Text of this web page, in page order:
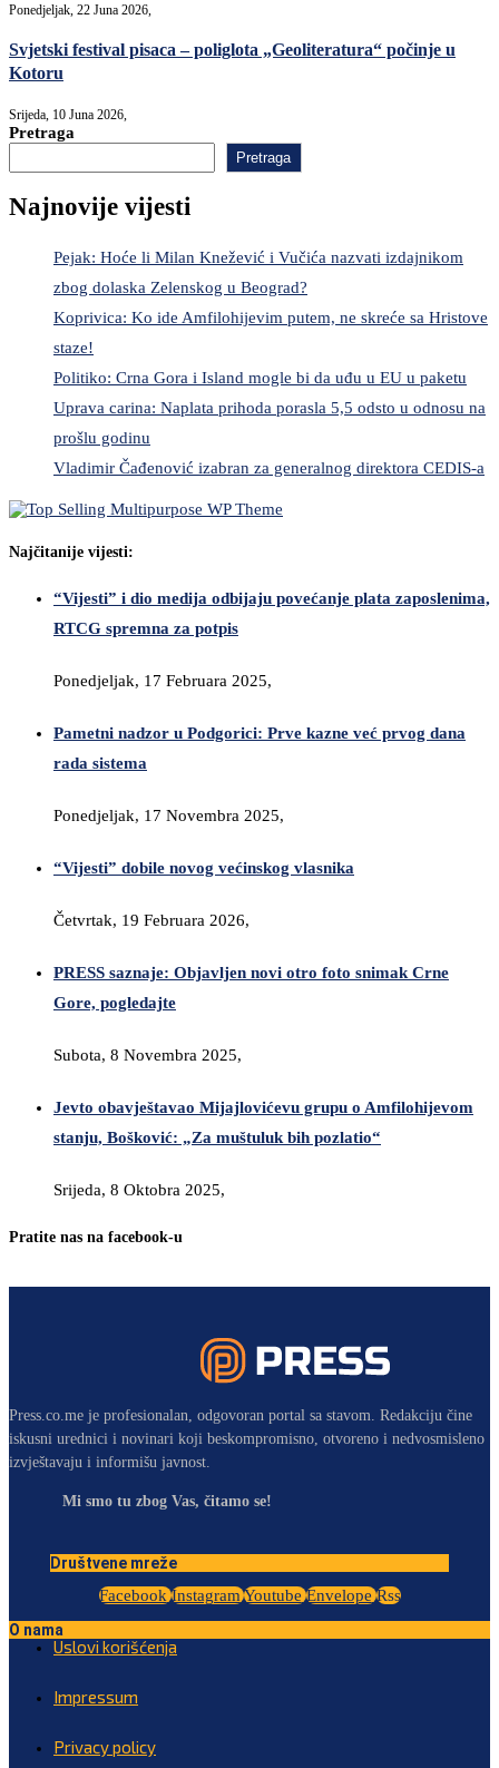
Ponedjeljak, 22 Juna 2026,
Svjetski festival pisaca – poliglota „Geoliteratura“ počinje u
Kotoru
Srijeda, 10 Juna 2026,
Pretraga
Pretraga
Najnovije vijesti
Pejak: Hoće li Milan Knežević i Vučića nazvati izdajnikom
zbog dolaska Zelenskog u Beograd?
Koprivica: Ko ide Amfilohijevim putem, ne skreće sa Hristove
staze!
Politiko: Crna Gora i Island mogle bi da uđu u EU u paketu
Uprava carina: Naplata prihoda porasla 5,5 odsto u odnosu na
prošlu godinu
Vladimir Čađenović izabran za generalnog direktora CEDIS-a
Najčitanije vijesti:
“Vijesti” i dio medija odbijaju povećanje plata zaposlenima,
RTCG spremna za potpis
Ponedjeljak, 17 Februara 2025,
Pametni nadzor u Podgorici: Prve kazne već prvog dana
rada sistema
Ponedjeljak, 17 Novembra 2025,
“Vijesti” dobile novog većinskog vlasnika
Četvrtak, 19 Februara 2026,
PRESS saznaje: Objavljen novi otro foto snimak Crne
Gore, pogledajte
Subota, 8 Novembra 2025,
Jevto obavještavao Mijajlovićevu grupu o Amfilohijevom
stanju, Bošković: „Za muštuluk bih pozlatio“
Srijeda, 8 Oktobra 2025,
Pratite nas na facebook-u
Press.co.me je profesionalan, odgovoran portal sa stavom. Redakciju čine
iskusni urednici i novinari koji beskompromisno, otvoreno i nedvosmisleno
izvještavaju i informišu javnost.
Mi smo tu zbog Vas, čitamo se!
Društvene mreže
Facebook Instagram Youtube Envelope Rss
O nama
Uslovi korišćenja
Impressum
Privacy policy